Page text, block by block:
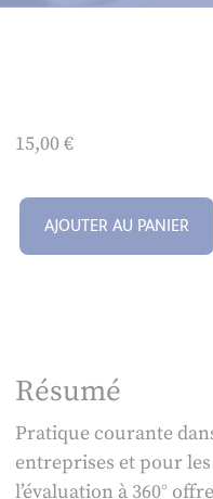
15,00€
AJOUTER AU PANIER
Résumé
Pratique courante
entreprises et pour
l’évaluation à 360°